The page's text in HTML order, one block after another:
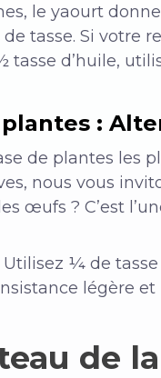
le yaourt
tasse. Si votre
tasse d’huile,
plantes :
de plantes les
nous vous
œufs ? C’est
Utilisez ¼ de
légère
de